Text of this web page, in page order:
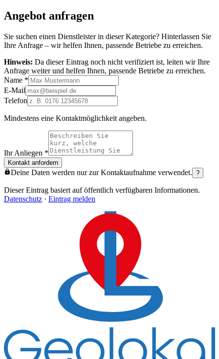
Angebot anfragen
Sie suchen einen Dienstleister in dieser Kategorie? Hinterlassen Sie
Ihre Anfrage – wir helfen Ihnen, passende Betriebe zu erreichen.
Hinweis: Da dieser Eintrag noch nicht verifiziert ist, leiten wir Ihre
Anfrage weiter und helfen Ihnen, passende Betriebe zu erreichen.
Name *
E-Mail
Telefon
Mindestens eine Kontaktmöglichkeit angeben.
Ihr Anliegen *
Kontakt anfordern
Deine Daten werden nur zur Kontaktaufnahme verwendet. ?
Dieser Eintrag basiert auf öffentlich verfügbaren Informationen.
Datenschutz · Eintrag melden